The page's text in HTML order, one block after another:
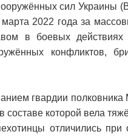
сил Украины
2022 года за
в боевых действиях
конфликтов,
гвардии
в составе которой вела
отличились